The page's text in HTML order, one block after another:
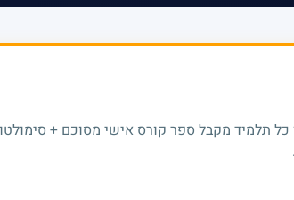
תלמיד מקבל ספר קורס אישי מסוכם +